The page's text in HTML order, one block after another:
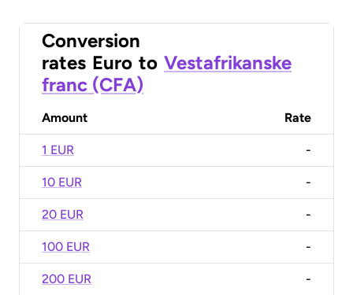
Conversion
rates Euro to Vestafrikanske
franc (CFA)
Amount Rate
1 EUR -
10 EUR -
20 EUR -
100 EUR -
200 EUR -